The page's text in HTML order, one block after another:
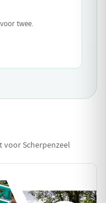
twee.
Scherpenzeel